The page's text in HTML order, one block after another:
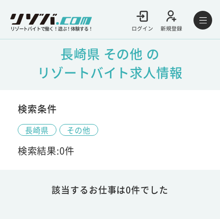
リゾートバイトで働く！遊ぶ！体験する！ ログイン 新規登録
長崎県 その他 の
リゾートバイト求人情報
検索条件
長崎県 その他
検索結果:0件
該当するお仕事は0件でした